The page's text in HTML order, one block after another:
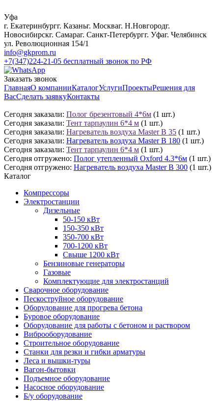
Уфа
г. Екатеринбургг. Казаньг. Москваг. Н.Новгородг.
Новосибирскг. Самараг. Санкт-Петербургг. Уфаг. Челябинск
ул. Революционная 154/1
info@gkprom.ru
+7(347)224-21-05 бесплатный звонок по РФ
Заказать звонок
ГлавнаяО компанииКаталогУслугиПроектыРешения для
ВасСделать заявкуКонтакты
Сегодня заказали: Полог брезентовый 4*6м (1 шт.)
Сегодня заказали: Тент тарпаулин 6*4 м (1 шт.)
Сегодня заказали: Нагреватель воздуха Master B 35 (1 шт.)
Сегодня заказали: Нагреватель воздуха Master B 180 (1 шт.)
Сегодня заказали: Тент тарпаулин 6*4 м (1 шт.)
Сегодня отгружено: Полог утепленный Oxford 4.3*6м (1 шт.)
Сегодня отгружено: Нагреватель воздуха Master B 300 (1 шт.)
Каталог
Компрессоры
Электростанции
Дизельные
50-150 кВт
150-350 кВт
350-700 кВт
700-1200 кВт
Свыше 1200 кВт
Бензиновые генераторы
Газовые
Комплектующие для электростанций
Сварочное оборудование
Пескоструйное оборудование
Оборудование для прогрева бетона
Буровое оборудование
Оборудование для работы с бетоном и раствором
Виброоборудование
Строительное оборудование
Станки для резки и гибки арматуры
Леса и вышки-туры
Вагон-бытовки
Подъемное оборудование
Насосное оборудование
Б/у оборудование